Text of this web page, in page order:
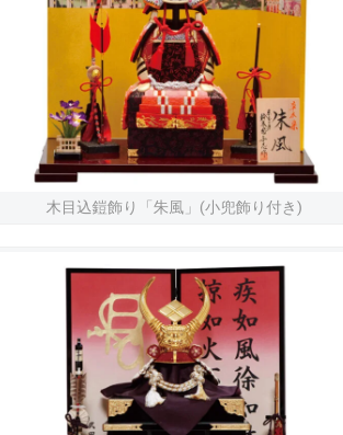
木目込鎧飾り「朱風」(小兜飾り付き)